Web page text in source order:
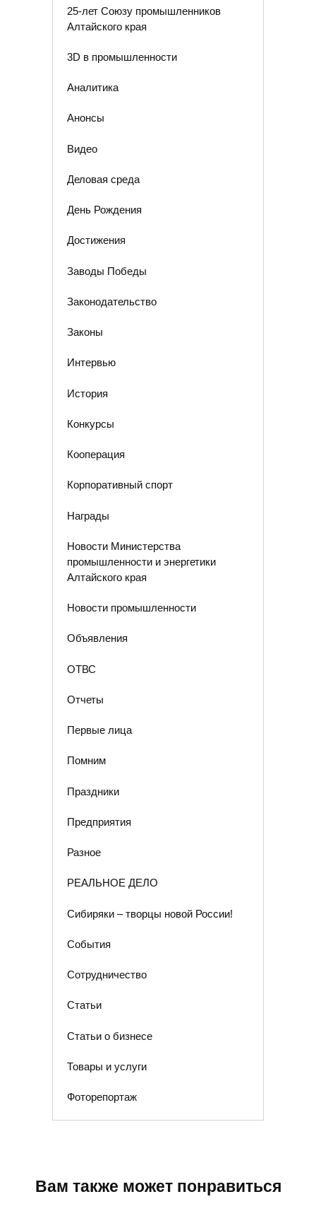
25-лет Союзу промышленников
Алтайского края
3D в промышленности
Аналитика
Анонсы
Видео
Деловая среда
День Рождения
Достижения
Заводы Победы
Законодательство
Законы
Интервью
История
Конкурсы
Кооперация
Корпоративный спорт
Награды
Новости Министерства
промышленности и энергетики
Алтайского края
Новости промышленности
Объявления
ОТВС
Отчеты
Первые лица
Помним
Праздники
Предприятия
Разное
РЕАЛЬНОЕ ДЕЛО
Сибиряки – творцы новой России!
События
Сотрудничество
Статьи
Статьи о бизнесе
Товары и услуги
Фоторепортаж
Вам также может понравиться